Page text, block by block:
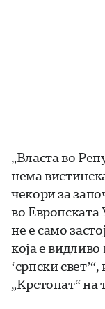
„Власта во
нема
чекори за
во Европската
не е само
која е
‘српски
„Крстопат“ на